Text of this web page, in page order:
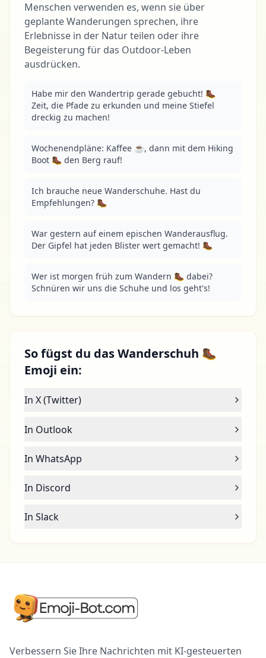
Menschen verwenden es, wenn sie über
geplante Wanderungen sprechen, ihre
Erlebnisse in der Natur teilen oder ihre
Begeisterung für das Outdoor-Leben
ausdrücken.
Habe mir den Wandertrip gerade gebucht! 🥾
Zeit, die Pfade zu erkunden und meine Stiefel
dreckig zu machen!
Wochenendpläne: Kaffee ☕️, dann mit dem Hiking
Boot 🥾 den Berg rauf!
Ich brauche neue Wanderschuhe. Hast du
Empfehlungen? 🥾
War gestern auf einem epischen Wanderausflug.
Der Gipfel hat jeden Blister wert gemacht! 🥾
Wer ist morgen früh zum Wandern 🥾 dabei?
Schnüren wir uns die Schuhe und los geht's!
So fügst du das Wanderschuh 🥾
Emoji ein:
In X (Twitter)
In Outlook
In WhatsApp
In Discord
In Slack
Verbessern Sie Ihre Nachrichten mit KI-gesteuerten